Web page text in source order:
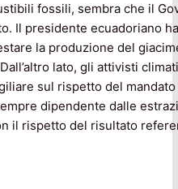
fossili, sembra che il
Il presidente ecuadoriano
la produzione del
lato, gli attivisti
sul rispetto del
dipendente dalle
il rispetto del risultato